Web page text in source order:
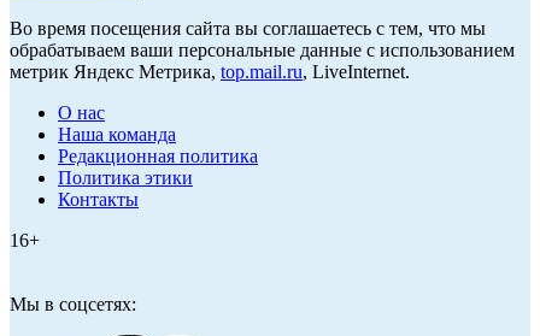
Во время посещения сайта вы соглашаетесь с тем, что мы
обрабатываем ваши персональные данные с использованием
метрик Яндекс Метрика, top.mail.ru, LiveInternet.
О нас
Наша команда
Редакционная политика
Политика этики
Контакты
16+
Мы в соцсетях: